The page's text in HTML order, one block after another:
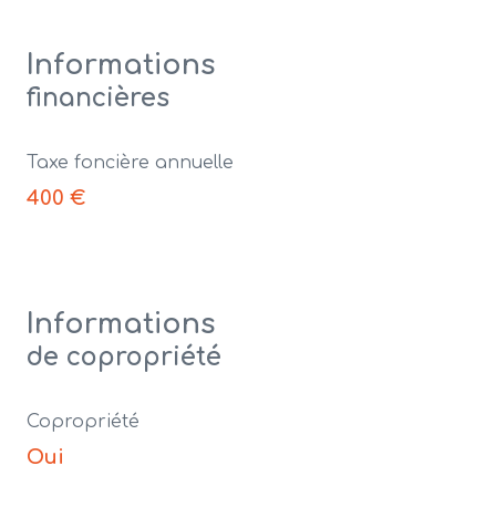
Informations
financières
Taxe foncière annuelle
400 €
Informations
de copropriété
Copropriété
Oui